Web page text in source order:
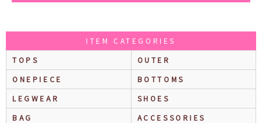
ITEM CATEGORIES
TOPS
OUTER
ONEPIECE
BOTTOMS
LEGWEAR
SHOES
BAG
ACCESSORIES